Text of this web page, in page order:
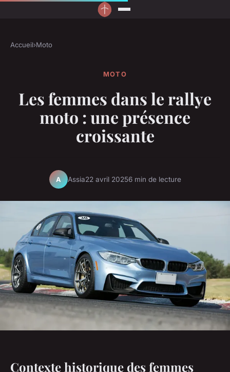
Accueil›Moto
MOTO
Les femmes dans le rallye
moto : une présence
croissante
A Assia22 avril 20256 min de lecture
Contexte historique des femmes